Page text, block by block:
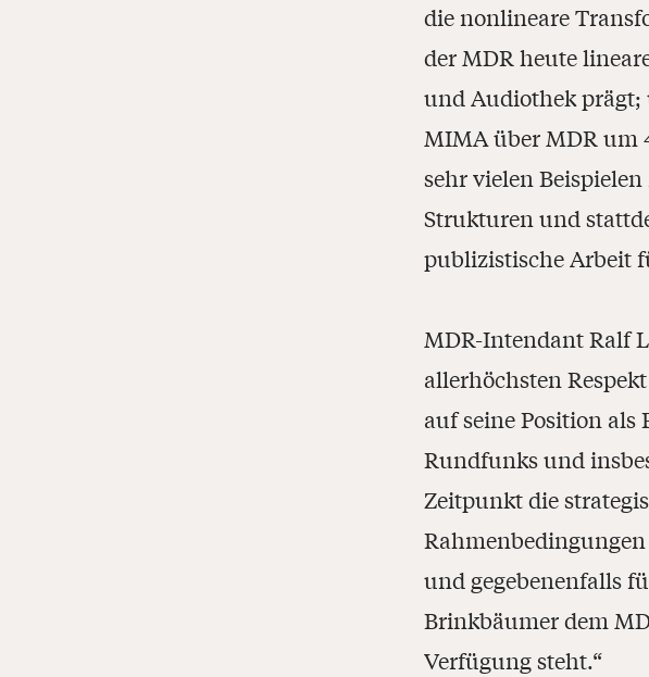
die nonlineare
der MDR heute
und Audiothek prägt;
MIMA über MDR um
sehr vielen
Strukturen und
publizistische Arbeit
MDR-Intendant Ralf
allerhöchsten
auf seine Position
Rundfunks und
Zeitpunkt die
und gegebenenfalls
Brinkbäumer dem
Verfügung steht.“